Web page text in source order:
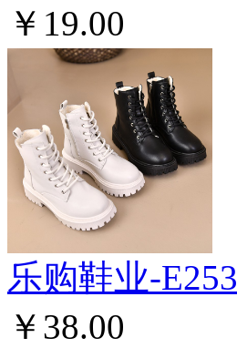
￥19.00
乐购鞋业-E253
￥38.00